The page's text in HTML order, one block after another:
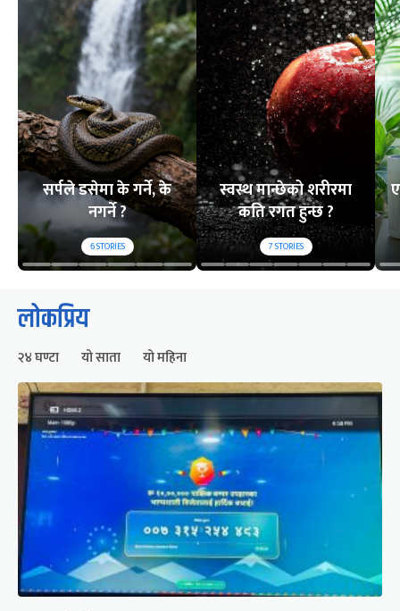
सर्पले डसेमा के गर्ने, के
नगर्ने ?
6STORIES
स्वस्थ मान्छेको शरीरमा
कति रगत हुन्छ ?
7STORIES
लोकप्रिय
२४ घण्टा यो साता यो महिना